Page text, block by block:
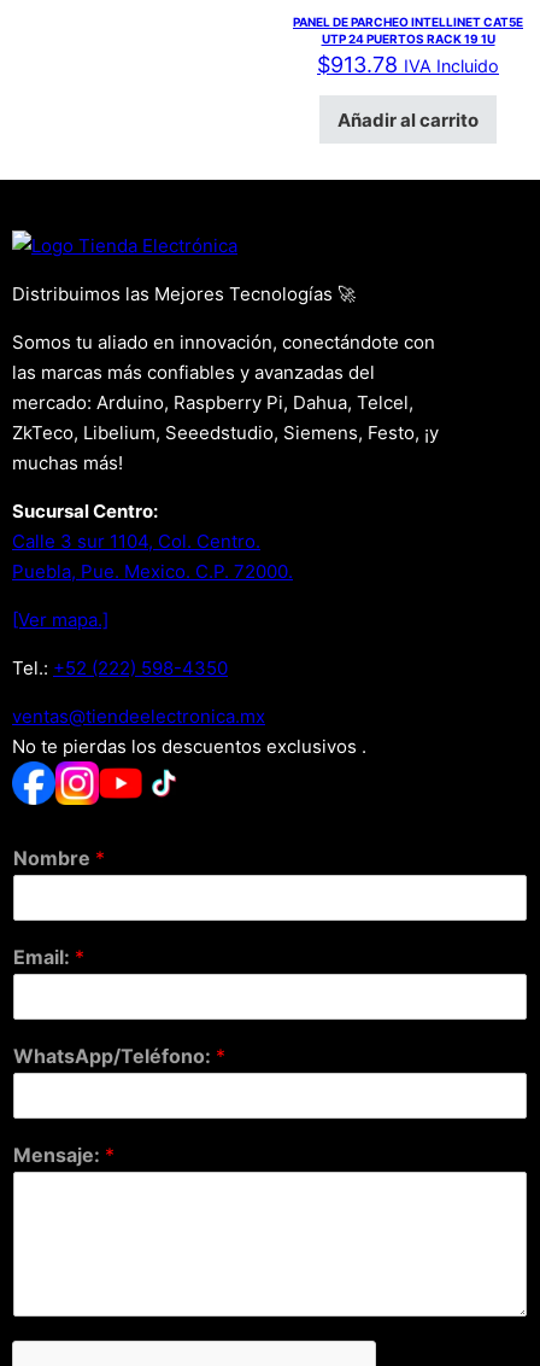
PANEL DE PARCHEO INTELLINET CAT5E
UTP 24 PUERTOS RACK 19 1U
$913.78 IVA Incluido
Añadir al carrito
Distribuimos las Mejores Tecnologías 🚀
Somos tu aliado en innovación, conectándote con
las marcas más confiables y avanzadas del
mercado: Arduino, Raspberry Pi, Dahua, Telcel,
ZkTeco, Libelium, Seeedstudio, Siemens, Festo, ¡y
muchas más!
Sucursal Centro:
Calle 3 sur 1104, Col. Centro.
Puebla, Pue. Mexico. C.P. 72000.
[Ver mapa.]
Tel.: +52 (222) 598-4350
xm.acinortceleedneit@satnev
No te pierdas los descuentos exclusivos .
Nombre *
Email: *
WhatsApp/Teléfono: *
Mensaje: *